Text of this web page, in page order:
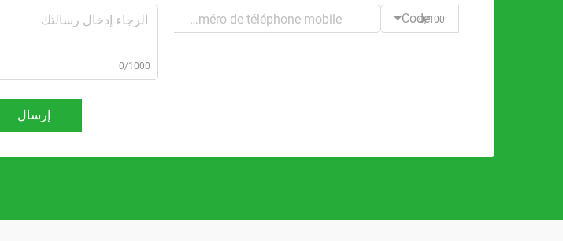
Code0/100
0/1000
إرسال